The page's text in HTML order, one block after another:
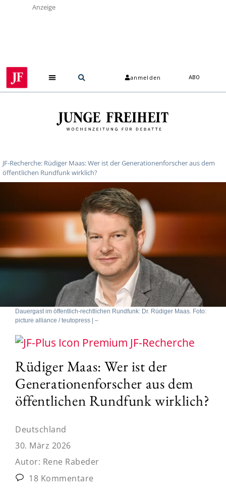
Anzeige
anmelden ABO
JF-Recherche: Rüdiger Maas: Wer ist der Generationenforscher aus dem
öffentlichen Rundfunk wirklich?
Dauergast im öffentlich-rechtlichen Rundfunk: Dr. Rüdiger Maas. Foto:
picture alliance / teutopress | –
JF-Recherche
Rüdiger Maas: Wer ist der
Generationenforscher aus dem
öffentlichen Rundfunk wirklich?
Deutschland
30. März 2026
Autor: Rene Rabeder
18 Kommentare